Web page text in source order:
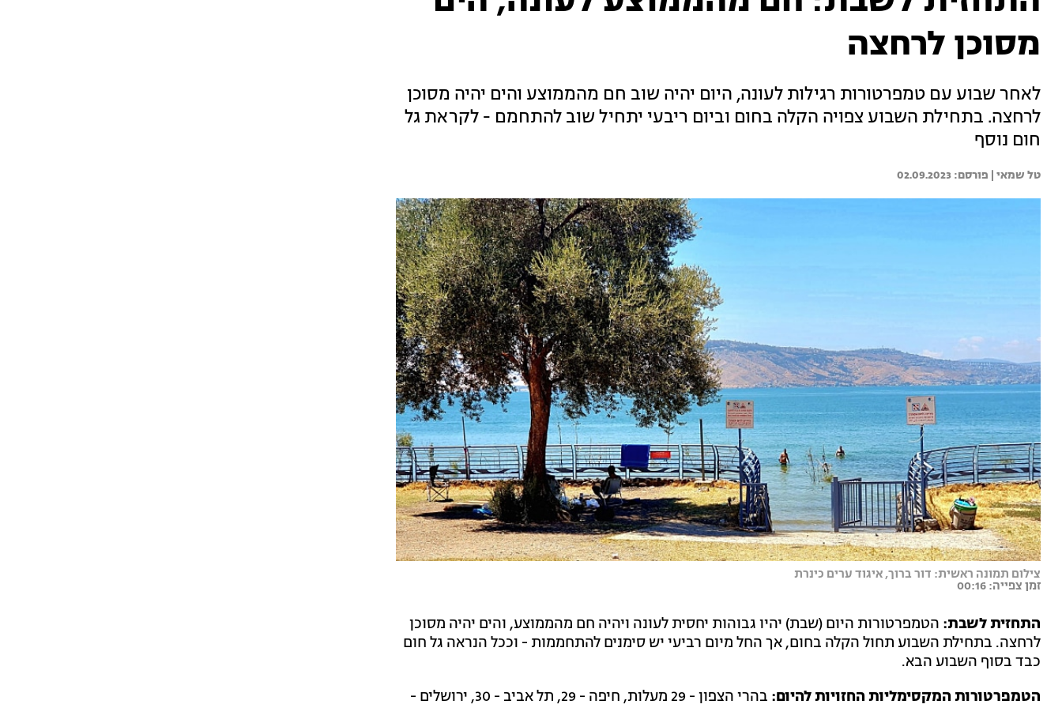
מסוכן לרחצה
לאחר שבוע עם טמפרטורות רגילות לעונה, היום יהיה שוב חם מהממוצע והים יהיה מסוכן
לרחצה. בתחילת השבוע צפויה הקלה בחום וביום ריבעי יתחיל שוב להתחמם - לקראת גל
חום נוסף
טל שמאי | 02.09.2023
צילום תמונה ראשית: דור ברוך, איגוד ערים כינרת
זמן צפייה: 00:16
התחזית לשבת: הטמפרטורות היום (שבת) יהיו גבוהות יחסית לעונה ויהיה חם מהממוצע, והים יהיה מסוכן
לרחצה. בתחילת השבוע תחול הקלה בחום, אך החל מיום רביעי יש סימנים להתחממות - וככל הנראה גל חום
כבד בסוף השבוע הבא.
הטמפרטורות המקסימליות החזויות להיום:
בהרי הצפון - 29 מעלות, חיפה - 29, תל אביב - 30, ירושלים -